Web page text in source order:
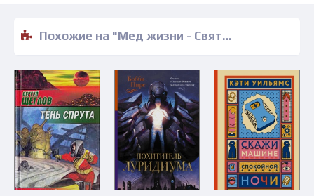
Похожие на "Мед жизни - Святослав Логинов" книги читать бесплатно полные версии